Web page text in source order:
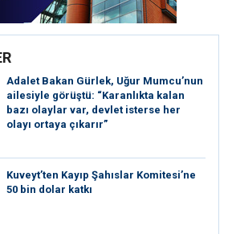
Adalet Bakan Gürlek, Uğur Mumcu’nun
ailesiyle görüştü: “Karanlıkta kalan
bazı olaylar var, devlet isterse her
olayı ortaya çıkarır”
Kuveyt’ten Kayıp Şahıslar Komitesi’ne
50 bin dolar katkı